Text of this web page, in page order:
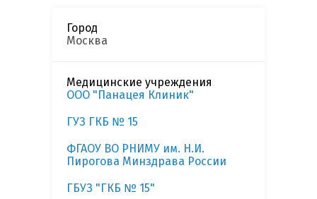
Город
Москва
Медицинские учреждения
ООО "Панацея Клиник"
ГУЗ ГКБ № 15
ФГАОУ ВО РНИМУ им. Н.И.
Пирогова Минздрава России
ГБУЗ "ГКБ № 15"